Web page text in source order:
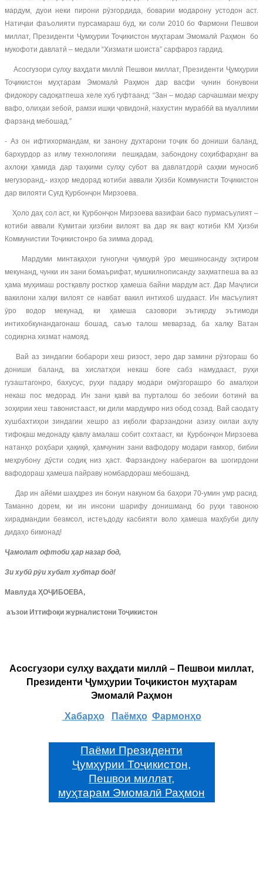
мардум, дуои неки пирони рӯзгордида, боварии модарону устодон аст.
Натиҷаи фаъолияти пурсамараш буд, ки соли 2010 бо Фармони Пешвои
миллат, Президенти Ҷумҳурии Тоҷикистон муҳтарам Эмомалӣ Раҳмон бо
мукофоти давлатӣ – медали “Хизмати шоиста” сарфароз гардид.
Асосгузори сулҳу ваҳдати миллӣ Пешвои миллат, Президенти Ҷумҳурии
Тоҷикистон муҳтарам Эмомалӣ Раҳмон дар васфи чунин бонувони
фидокору садоқатпеша хеле хуб гуфтаанд: “Зан – модар сарчашмаи меҳру
вафо, олиҳаи зебоӣ, рамзи ишқи ҷовидонӣ, нахустин мураббӣ ва муаллими
фарзанд мебошад.”
- Аз он ифтихормандам, ки занону духтарони тоҷик бо дониши баланд,
бархурдор аз илму технологияи пешқадам, забондону соҳибфарҳанг ва
ахлоқи ҳамида дар таҳкими сулҳу субот ва давлатдорӣ саҳми муносиб
мегузоранд,- изҳор медорад котиби аввали Ҳизби Коммунисти Тоҷикистон
дар вилояти Суғд Қурбонҷон Мирзоева.
Ҳоло даҳ сол аст, ки Қурбонҷон Мирзоева вазифаи басо пурмасъулият –
котиби аввали Кумитаи ҳизбии вилоят ва дар як вақт котиби КМ Ҳизби
Коммунистии Тоҷикистонро ба зимма дорад.
Мардуми минтақаҳои гуногуни ҷумҳурӣ ӯро мешиносанду эҳтиром
мекунанд, чунки ин зани бомаърифат, мушкилнописанду заҳматпеша ва аз
ҳама муҳимаш ростқавлу росткор ҳамеша байни мардум аст. Дар Маҷлиси
вакилони халқи вилоят се навбат вакил интихоб шудааст. Ин масъулият
ӯро водор мекунад, ки ҳамеша сазовори эътиқоду эътимоди
интихобкунандагонаш бошад, саъю талош меварзад, ба халқу Ватан
содиқона хизмат намояд.
Вай аз зиндагии бобарори хеш ризост, зеро дар замини рӯзгораш бо
дониши баланд, ва хислатҳои некаш боғе сабз намудааст, руҳи
гузаштагонро, бахусус, руҳи падару модари омӯзгорашро бо амалҳои
некаш пос медорад. Ин зани қавӣ ва пурталош бо зебоии ботинӣ ва
зоҳирии хеш тавонистааст, ки дили мардумро низ обод созад. Вай саодату
хушбахтиҳои зиндагии хешро аз иқболи фарзандони азизу оилаи аҳлу
тифоқаш медонаду қавлу амалаш собит сохтааст, ки Қурбонҷон Мирзоева
натанҳо роҳбари ҳақиқӣ, ҳамчунин зани вафодору модари ғамхор, бибии
меҳрубону дӯсти содиқ низ ҳаст. Фарзандону наберагон ва шогирдони
вафодораш ҳамеша пайраву номбардораш мебошанд.
Дар ин айёми шаҳдрез ин бонуи накуном ба баҳори 70-умин умр расид.
Таманно дорем, ки ин инсони шарифу донишманд бо руҳи тавоною
хирадмандии беамсол, истеъдоду касбияти воло ҳамеша маҳбуби дилу
дидаҳо бимонад!
Ҷамолат офтоби ҳар назар бод,
Зи хубӣ рӯи хубат хубтар бод!
Мавлуда ҲОҶИБОЕВА,
аъзои Иттифоқи журналистони Тоҷикистон
Асосгузори сулҳу ваҳдати миллӣ – Пешвои миллат,
Президенти Ҷумҳурии Тоҷикистон муҳтарам
Эмомалӣ Раҳмон
Хабарҳо Паёмҳо Фармонҳо
Паёми Президенти
Ҷумҳурии Тоҷикистон,
Пешвои миллат,
муҳтарам Эмомалӣ Раҳмон